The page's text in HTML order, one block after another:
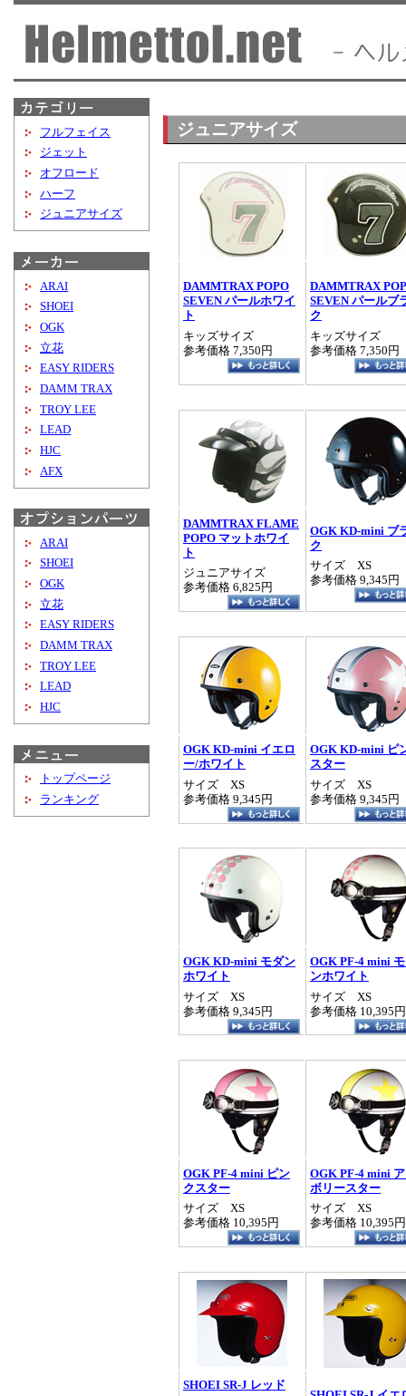
フルフェイス
ジェット
オフロード
ハーフ
ジュニアサイズ
ARAI
SHOEI
OGK
立花
EASY RIDERS
DAMM TRAX
TROY LEE
LEAD
HJC
AFX
ARAI
SHOEI
OGK
立花
EASY RIDERS
DAMM TRAX
TROY LEE
LEAD
HJC
トップページ
ランキング
ジュニアサイズ
DAMMTRAX POPO
SEVEN パールホワイ
ト
キッズサイズ
参考価格 7,350円
DAMMTRAX
SEVEN パールブ
ク
キッズサイズ
参考価格 7,350円
DAMMTRAX FLAME
POPO マットホワイ
ト
ジュニアサイズ
参考価格 6,825円
OGK KD-mini ブ
ク
サイズ XS
参考価格 9,345円
OGK KD-mini イエロ
ー/ホワイト
サイズ XS
参考価格 9,345円
OGK KD-mini ピ
スター
サイズ XS
参考価格 9,345円
OGK KD-mini モダン
ホワイト
サイズ XS
参考価格 9,345円
OGK PF-4 mini
ンホワイト
サイズ XS
参考価格 10,395円
OGK PF-4 mini ピン
クスター
サイズ XS
参考価格 10,395円
OGK PF-4 mini
ボリースター
サイズ XS
参考価格 10,395円
SHOEI SR-J レッド